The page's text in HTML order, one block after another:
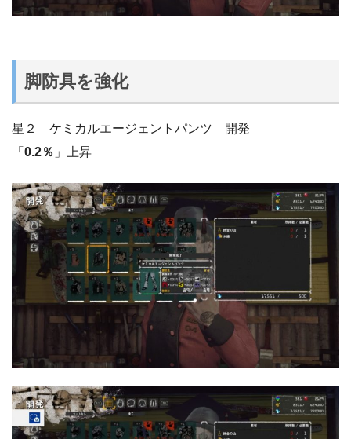
脚防具を強化
星２ ケミカルエージェントパンツ 開発
「 0.2％ 」上昇